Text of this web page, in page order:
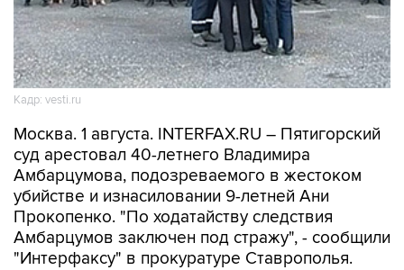
Кадр: vesti.ru
Москва. 1 августа. INTERFAX.RU – Пятигорский
суд арестовал 40-летнего Владимира
Амбарцумова, подозреваемого в жестоком
убийстве и изнасиловании 9-летней Ани
Прокопенко. "По ходатайству следствия
Амбарцумов заключен под стражу", - сообщили
"Интерфаксу" в прокуратуре Ставрополья.